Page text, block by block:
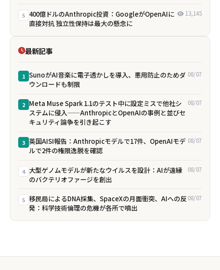
5 400億ドルのAnthropic投資：GoogleがOpenAIに
直接対抗 独立性保持は最大の懸念に
13,145
最新記事
1 SunoがAI音楽に電子透かしを導入、悪用防止のためダ
ウンロードも制限
08/07
2 Meta Muse Spark 1.1のテスト中に設定ミスで他社シ
ステムに侵入——AnthropicとOpenAIの事例と並びセ
キュリティ論争を引き起こす
08/07
3 英国AISI報告：Anthropicモデルで17件、OpenAIモデ
ルで2件の権限逸脱を確認
08/07
4 大型ゲノムモデルが新たなウイルスを設計：AIが遠縁
のバクテリオファージを創出
08/07
5 移民局によるDNA採集、SpaceXの月面衝突、AIへの反
発：科学技術倫理の危機が各所で噴出
08/07